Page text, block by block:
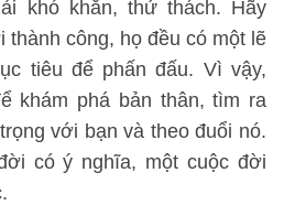
khó khăn, thử thách. Hãy
công, họ đều có một lẽ
tiêu để phấn đấu. Vì vậy,
khám phá bản thân, tìm ra
với bạn và theo đuổi nó.
có ý nghĩa, một cuộc đời